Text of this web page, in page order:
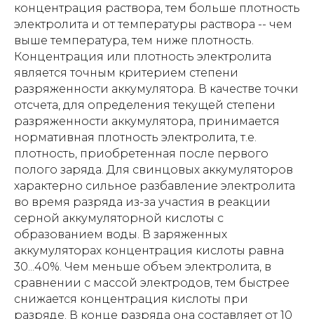
концентрация раствора, тем больше плотность
электролита и от температуры раствора -- чем
выше температура, тем ниже плотность.
Концентрация или плотность электролита
является точным критерием степени
разряженности аккумулятора. В качестве точки
отсчета, для определения текущей степени
разряженности аккумулятора, принимается
нормативная плотность электролита, т.е.
плотность, приобретенная после первого
полого заряда. Для свинцовых аккумуляторов
характерно сильное разбавление электролита
во время разряда из-за участия в реакции
серной аккумуляторной кислоты с
образованием воды. В заряженных
аккумуляторах концентрация кислоты равна
30...40%. Чем меньше объем электролита, в
сравнении с массой электродов, тем быстрее
снижается концентрация кислоты при
разряде. В конце разряда она составляет от 10